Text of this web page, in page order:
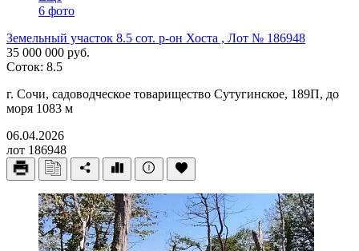
6 фото
Земельный участок 8.5 сот. р-он Хоста , Лот № 186948
35 000 000 руб.
Соток: 8.5
г. Сочи, садоводческое товарищество Сутугинское, 189П, до
моря 1083 м
06.04.2026
лот 186948